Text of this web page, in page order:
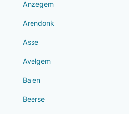
Anzegem
Arendonk
Asse
Avelgem
Balen
Beerse